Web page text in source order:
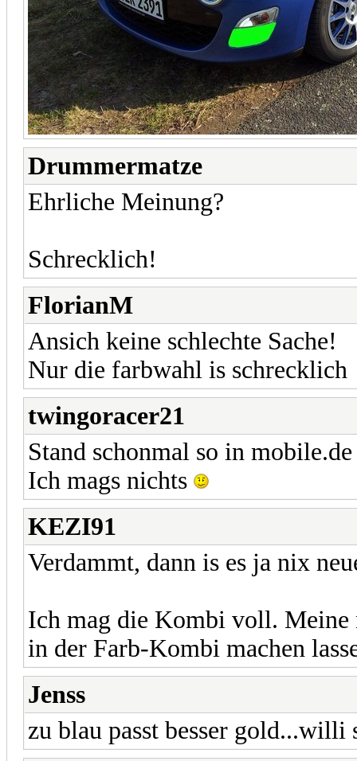
Drummermatze
Ehrliche Meinung?
Schrecklich!
FlorianM
Ansich keine schlechte Sache!
Nur die farbwahl is schrecklich
twingoracer21
Stand schonmal so in
Ich mags nichts
KEZI91
Verdammt, dann is es ja nix
Ich mag die Kombi voll. Meine
in der Farb-Kombi machen
Jenss
zu blau passt besser